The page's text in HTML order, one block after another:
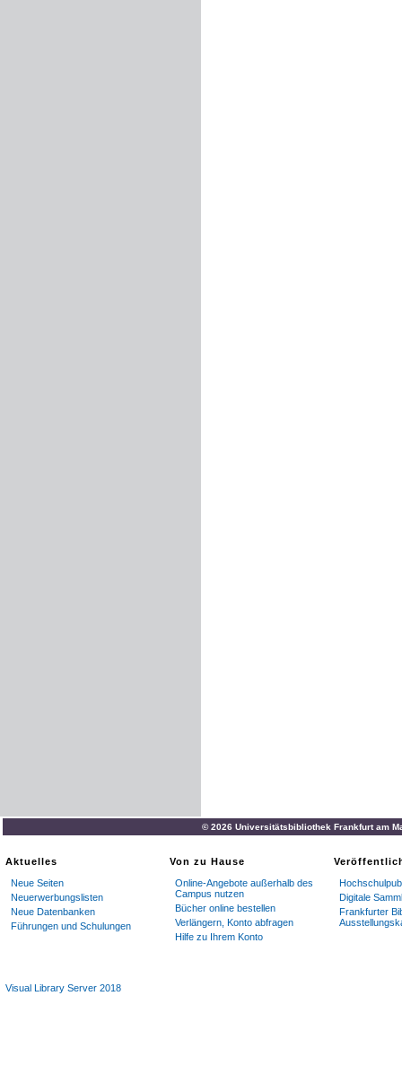
© 2026 Universitätsbibliothek Frankfurt am
Aktuelles
Neue Seiten
Neuerwerbungslisten
Neue Datenbanken
Führungen und Schulungen
Von zu Hause
Online-Angebote außerhalb des
Campus nutzen
Bücher online bestellen
Verlängern, Konto abfragen
Hilfe zu Ihrem Konto
Digitale
Frankfurter
Visual Library Server 2018